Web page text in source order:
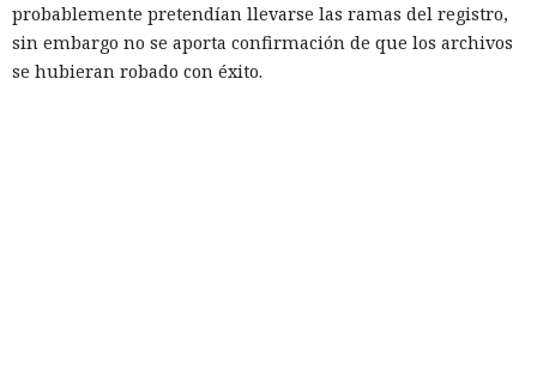
probablemente pretendían llevarse las ramas del registro,
sin embargo no se aporta confirmación de que los archivos
se hubieran robado con éxito.